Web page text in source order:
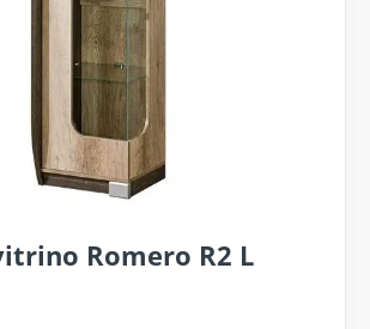
Romero R2 L